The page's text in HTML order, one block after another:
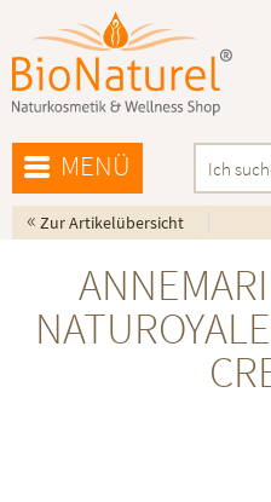
MENÜ
« Zur Artikelübersicht